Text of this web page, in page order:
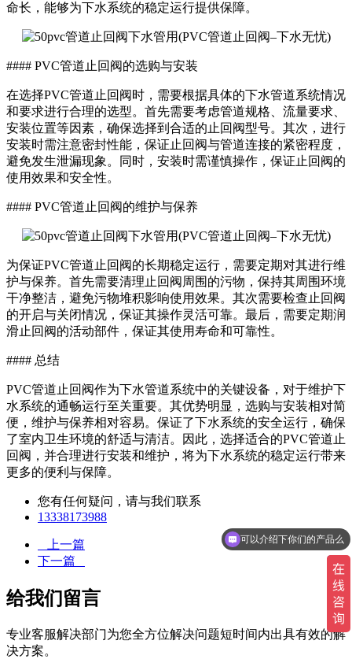
命长，能够为下水系统的稳定运行提供保障。
#### PVC管道止回阀的选购与安装
在选择PVC管道止回阀时，需要根据具体的下水管道系统情况
和要求进行合理的选型。首先需要考虑管道规格、流量要求、
安装位置等因素，确保选择到合适的止回阀型号。其次，进行
安装时需注意密封性能，保证止回阀与管道连接的紧密程度，
避免发生泄漏现象。同时，安装时需谨慎操作，保证止回阀的
使用效果和安全性。
#### PVC管道止回阀的维护与保养
为保证PVC管道止回阀的长期稳定运行，需要定期对其进行维
护与保养。首先需要清理止回阀周围的污物，保持其周围环境
干净整洁，避免污物堆积影响使用效果。其次需要检查止回阀
的开启与关闭情况，保证其操作灵活可靠。最后，需要定期润
滑止回阀的活动部件，保证其使用寿命和可靠性。
#### 总结
PVC管道止回阀作为下水管道系统中的关键设备，对于维护下
水系统的通畅运行至关重要。其优势明显，选购与安装相对简
便，维护与保养相对容易。保证了下水系统的安全运行，确保
了室内卫生环境的舒适与清洁。因此，选择适合的PVC管道止
回阀，并合理进行安装和维护，将为下水系统的稳定运行带来
更多的便利与保障。
您有任何疑问，请与我们联系
13338173988
上一篇
下一篇
给我们留言
专业客服解决部门为您全方位解决问题短时间内出具有效的解
决方案。
可以介绍下你们的产品么